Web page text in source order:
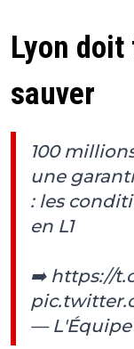
Lyon
sauver
100
une
: les
en L1
➡️ https://
—